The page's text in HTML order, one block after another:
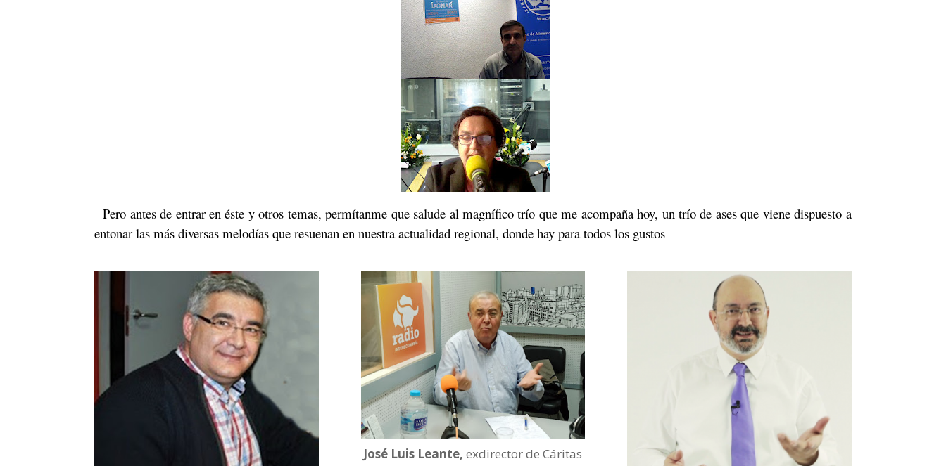
Pero antes de entrar en éste y otros temas, permítanme que salude al magnífico trío que me acompaña hoy, un trío de ases que viene dispuesto a
entonar las más diversas melodías que resuenan en nuestra actualidad regional, donde hay para todos los gustos
José Luis Leante, exdirector de Cáritas